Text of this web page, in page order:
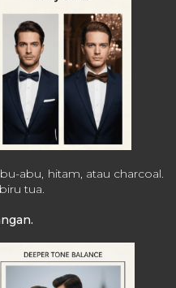
abu, hitam, atau charcoal.
tua.